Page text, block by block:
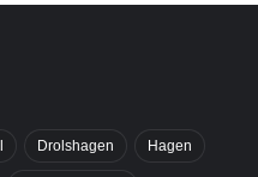
Drolshagen Hagen